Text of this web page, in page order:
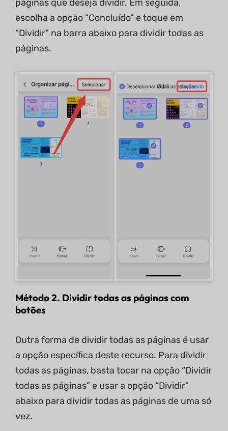
páginas que deseja dividir. Em seguida,
escolha a opção “Concluído” e toque em
“Dividir” na barra abaixo para dividir todas as
páginas.
Método 2. Dividir todas as páginas com
botões
Outra forma de dividir todas as páginas é usar
a opção específica deste recurso. Para dividir
todas as páginas, basta tocar na opção “Dividir
todas as páginas” e usar a opção “Dividir”
abaixo para dividir todas as páginas de uma só
vez.